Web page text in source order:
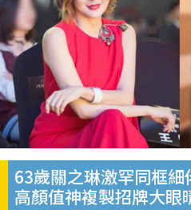
63歲關之琳激罕同框
高顏值神複製招牌大眼